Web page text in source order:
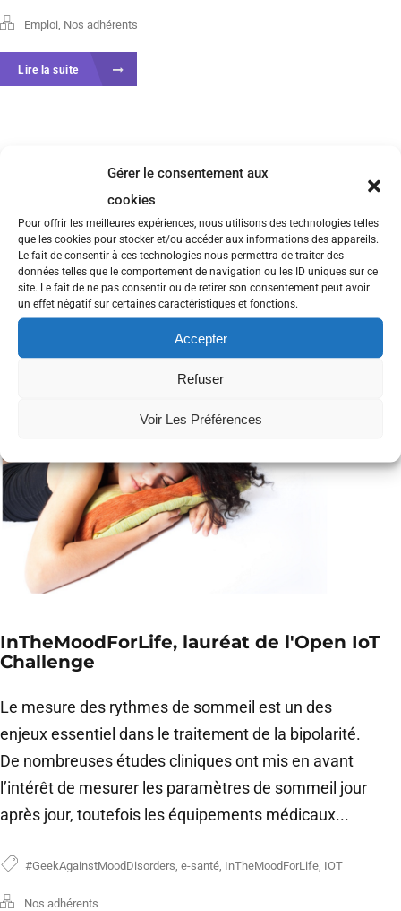
Gérer le consentement aux
cookies
Pour offrir les meilleures expériences, nous utilisons des technologies telles
que les cookies pour stocker et/ou accéder aux informations des appareils.
Le fait de consentir à ces technologies nous permettra de traiter des
données telles que le comportement de navigation ou les ID uniques sur ce
site. Le fait de ne pas consentir ou de retirer son consentement peut avoir
un effet négatif sur certaines caractéristiques et fonctions.
Accepter
Refuser
Voir Les Préférences
Emploi Nos adhérents
Lire la suite
InTheMoodForLife, lauréat de l'Open IoT
Challenge
Le mesure des rythmes de sommeil est un des
enjeux essentiel dans le traitement de la bipolarité.
De nombreuses études cliniques ont mis en avant
l’intérêt de mesurer les paramètres de sommeil jour
après jour, toutefois les équipements médicaux...
#GeekAgainstMoodDisorders e-santé InTheMoodForLife IOT
Nos adhérents